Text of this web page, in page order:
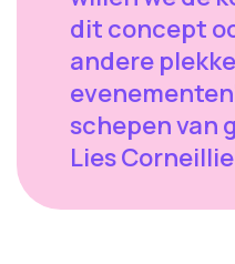
dit concept
andere
schepen van
Lies